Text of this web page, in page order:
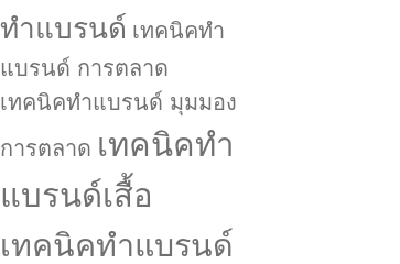
ทำแบรนด์ เทคนิคทำ
แบรนด์ การตลาด
เทคนิคทำแบรนด์ มุมมอง
การตลาด เทคนิคทำ
แบรนด์เสื้อ
เทคนิคทำแบรนด์